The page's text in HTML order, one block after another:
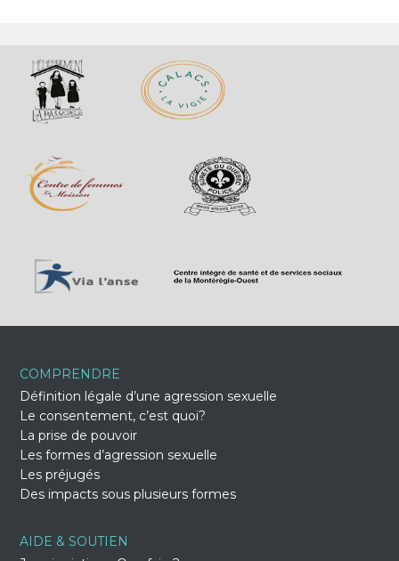
COMPRENDRE
Définition légale d’une agression sexuelle
Le consentement, c’est quoi?
La prise de pouvoir
Les formes d’agression sexuelle
Les préjugés
Des impacts sous plusieurs formes
AIDE & SOUTIEN